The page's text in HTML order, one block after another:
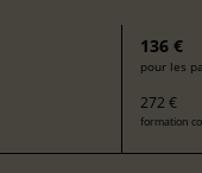
136 €
pour les
272 €
formation